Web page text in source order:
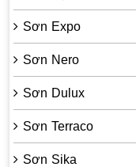
Sơn Expo
Sơn Nero
Sơn Dulux
Sơn Terraco
Sơn Sika